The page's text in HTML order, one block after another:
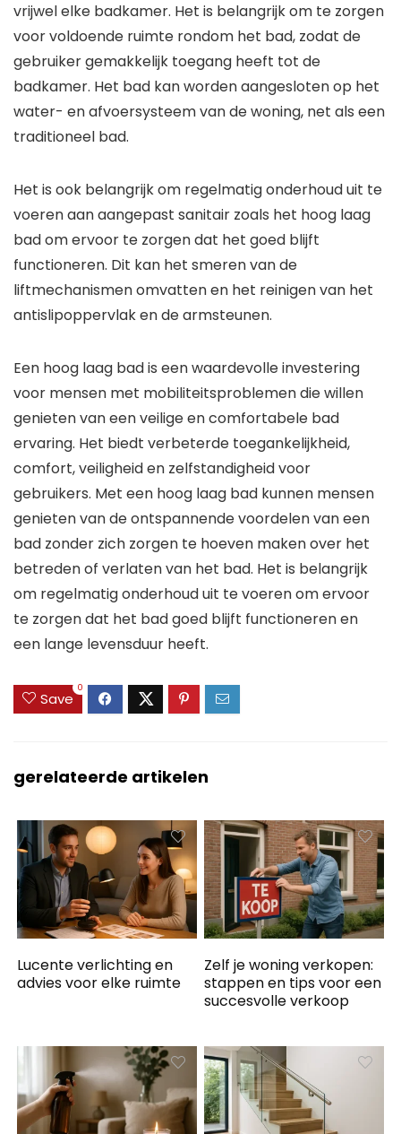
vrijwel elke badkamer. Het is belangrijk om te zorgen
voor voldoende ruimte rondom het bad, zodat de
gebruiker gemakkelijk toegang heeft tot de
badkamer. Het bad kan worden aangesloten op het
water- en afvoersysteem van de woning, net als een
traditioneel bad.
Het is ook belangrijk om regelmatig onderhoud uit te
voeren aan aangepast sanitair zoals het hoog laag
bad om ervoor te zorgen dat het goed blijft
functioneren. Dit kan het smeren van de
liftmechanismen omvatten en het reinigen van het
antislipoppervlak en de armsteunen.
Een hoog laag bad is een waardevolle investering
voor mensen met mobiliteitsproblemen die willen
genieten van een veilige en comfortabele bad
ervaring. Het biedt verbeterde toegankelijkheid,
comfort, veiligheid en zelfstandigheid voor
gebruikers. Met een hoog laag bad kunnen mensen
genieten van de ontspannende voordelen van een
bad zonder zich zorgen te hoeven maken over het
betreden of verlaten van het bad. Het is belangrijk
om regelmatig onderhoud uit te voeren om ervoor
te zorgen dat het bad goed blijft functioneren en
een lange levensduur heeft.
Save
0
gerelateerde artikelen
Lucente verlichting en
advies voor elke ruimte
Zelf je woning verkopen:
stappen en tips voor een
succesvolle verkoop